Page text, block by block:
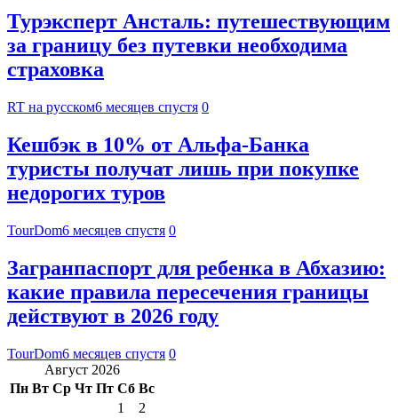
Турэксперт Ансталь: путешествующим
за границу без путевки необходима
страховка
RT на русском6 месяцев спустя 0
Кешбэк в 10% от Альфа-Банка
туристы получат лишь при покупке
недорогих туров
TourDom6 месяцев спустя 0
Загранпаспорт для ребенка в Абхазию:
какие правила пересечения границы
действуют в 2026 году
TourDom6 месяцев спустя 0
Август 2026
Пн Вт Ср Чт Пт Сб Вс
1
2